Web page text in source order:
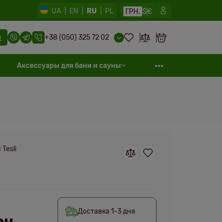
UA EN RU PL ГРН. $€
+38 (050) 325 72 02
Аксессуары для бани и сауны
Tesli
Доставка 1-3 дня